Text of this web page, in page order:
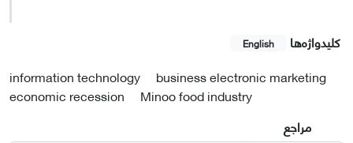
کلیدواژه‌ها English
information technology
business electronic marketing
economic recession
Minoo food industry
مراجع